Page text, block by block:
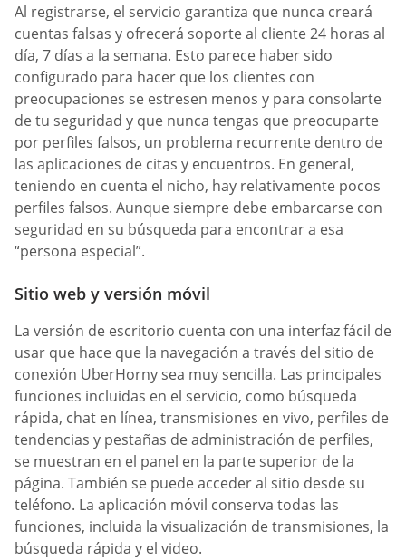
Al registrarse, el servicio garantiza que nunca creará
cuentas falsas y ofrecerá soporte al cliente 24 horas al
día, 7 días a la semana. Esto parece haber sido
configurado para hacer que los clientes con
preocupaciones se estresen menos y para consolarte
de tu seguridad y que nunca tengas que preocuparte
por perfiles falsos, un problema recurrente dentro de
las aplicaciones de citas y encuentros. En general,
teniendo en cuenta el nicho, hay relativamente pocos
perfiles falsos. Aunque siempre debe embarcarse con
seguridad en su búsqueda para encontrar a esa
“persona especial”.
Sitio web y versión móvil
La versión de escritorio cuenta con una interfaz fácil de
usar que hace que la navegación a través del sitio de
conexión UberHorny sea muy sencilla. Las principales
funciones incluidas en el servicio, como búsqueda
rápida, chat en línea, transmisiones en vivo, perfiles de
tendencias y pestañas de administración de perfiles,
se muestran en el panel en la parte superior de la
página. También se puede acceder al sitio desde su
teléfono. La aplicación móvil conserva todas las
funciones, incluida la visualización de transmisiones, la
búsqueda rápida y el video.